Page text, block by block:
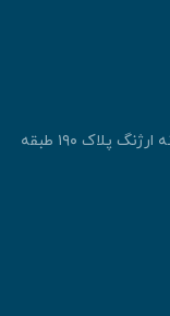
آدرس: تهران، تهرانپارس، فلکه دوم جنب داروخانه ارژنگ پلاک ۱۹۰ طبقه